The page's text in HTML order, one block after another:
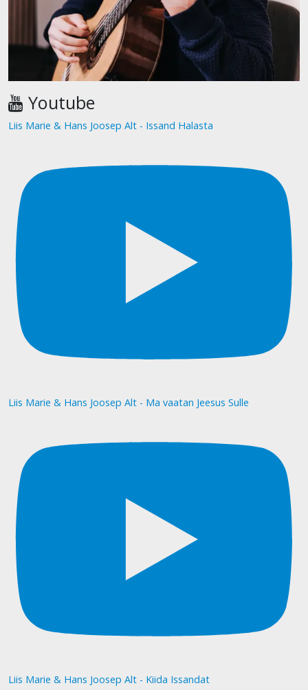
Youtube
Liis Marie & Hans Joosep Alt - Issand Halasta
Liis Marie & Hans Joosep Alt - Ma vaatan Jeesus Sulle
Liis Marie & Hans Joosep Alt - Kiida Issandat